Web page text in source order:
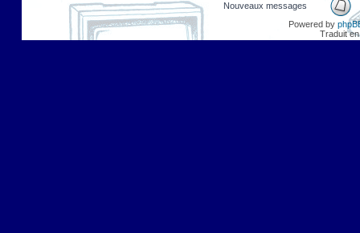
Nouveaux messages
Powered by
Traduit